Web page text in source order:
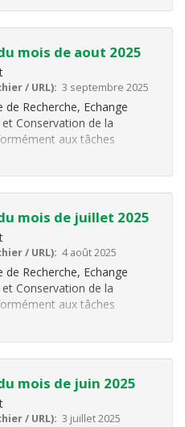
mois de aout 2025
/ URL) 3 septembre 2025
Recherche, Echange
Conservation de la
aux tâches
il a été réalisé différentes
mois de juillet 2025
/ URL) 4 août 2025
Recherche, Echange
Conservation de la
aux tâches
il a été réalisé différentes
mois de juin 2025
/ URL) 3 juillet 2025